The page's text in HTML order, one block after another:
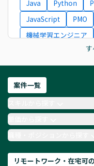
Java
Python
JavaScript
PMO
機械学習エンジニア
フロントエンドエン
ネットワークエンジニ
AIエンジニア
月収100万円 業務委託
TypeScript
案件一覧
単価から探す
職種・ポジションから探す
リモートワーク・在宅可